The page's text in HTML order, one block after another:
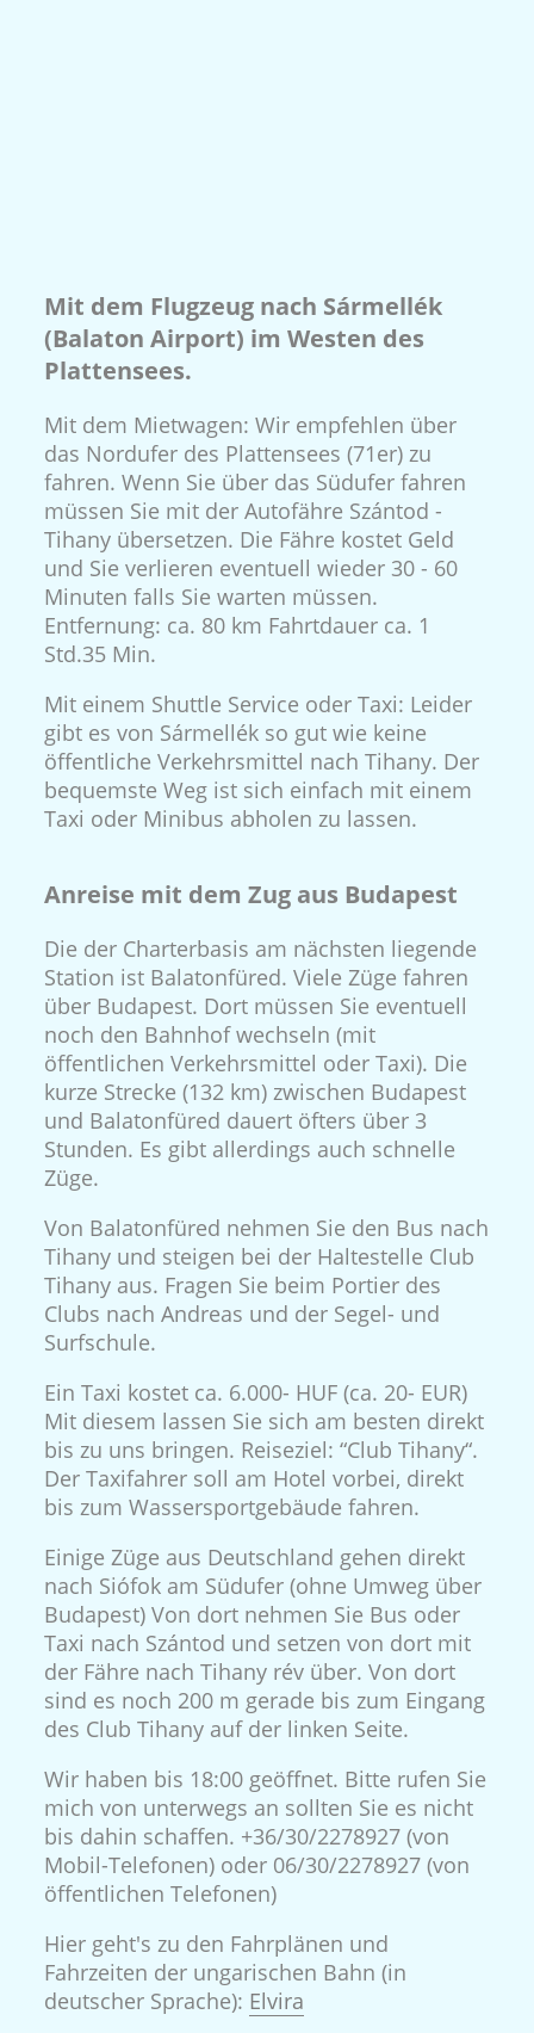
Mit dem Flugzeug nach Sármellék
(Balaton Airport) im Westen des
Plattensees.
Mit dem Mietwagen: Wir empfehlen über
das Nordufer des Plattensees (71er) zu
fahren. Wenn Sie über das Südufer fahren
müssen Sie mit der Autofähre Szántod -
Tihany übersetzen. Die Fähre kostet Geld
und Sie verlieren eventuell wieder 30 - 60
Minuten falls Sie warten müssen.
Entfernung: ca. 80 km Fahrtdauer ca. 1
Std.35 Min.
Mit einem Shuttle Service oder Taxi: Leider
gibt es von Sármellék so gut wie keine
öffentliche Verkehrsmittel nach Tihany. Der
bequemste Weg ist sich einfach mit einem
Taxi oder Minibus abholen zu lassen.
Anreise mit dem Zug aus Budapest
Die der Charterbasis am nächsten liegende
Station ist Balatonfüred. Viele Züge fahren
über Budapest. Dort müssen Sie eventuell
noch den Bahnhof wechseln (mit
öffentlichen Verkehrsmittel oder Taxi). Die
kurze Strecke (132 km) zwischen Budapest
und Balatonfüred dauert öfters über 3
Stunden. Es gibt allerdings auch schnelle
Züge.
Von Balatonfüred nehmen Sie den Bus nach
Tihany und steigen bei der Haltestelle Club
Tihany aus. Fragen Sie beim Portier des
Clubs nach Andreas und der Segel- und
Surfschule.
Ein Taxi kostet ca. 6.000- HUF (ca. 20- EUR)
Mit diesem lassen Sie sich am besten direkt
bis zu uns bringen. Reiseziel: “Club Tihany“.
Der Taxifahrer soll am Hotel vorbei, direkt
bis zum Wassersportgebäude fahren.
Einige Züge aus Deutschland gehen direkt
nach Siófok am Südufer (ohne Umweg über
Budapest) Von dort nehmen Sie Bus oder
Taxi nach Szántod und setzen von dort mit
der Fähre nach Tihany rév über. Von dort
sind es noch 200 m gerade bis zum Eingang
des Club Tihany auf der linken Seite.
Wir haben bis 18:00 geöffnet. Bitte rufen Sie
mich von unterwegs an sollten Sie es nicht
bis dahin schaffen. +36/30/2278927 (von
Mobil-Telefonen) oder 06/30/2278927 (von
öffentlichen Telefonen)
Hier geht's zu den Fahrplänen und
Fahrzeiten der ungarischen Bahn (in
deutscher Sprache): Elvira